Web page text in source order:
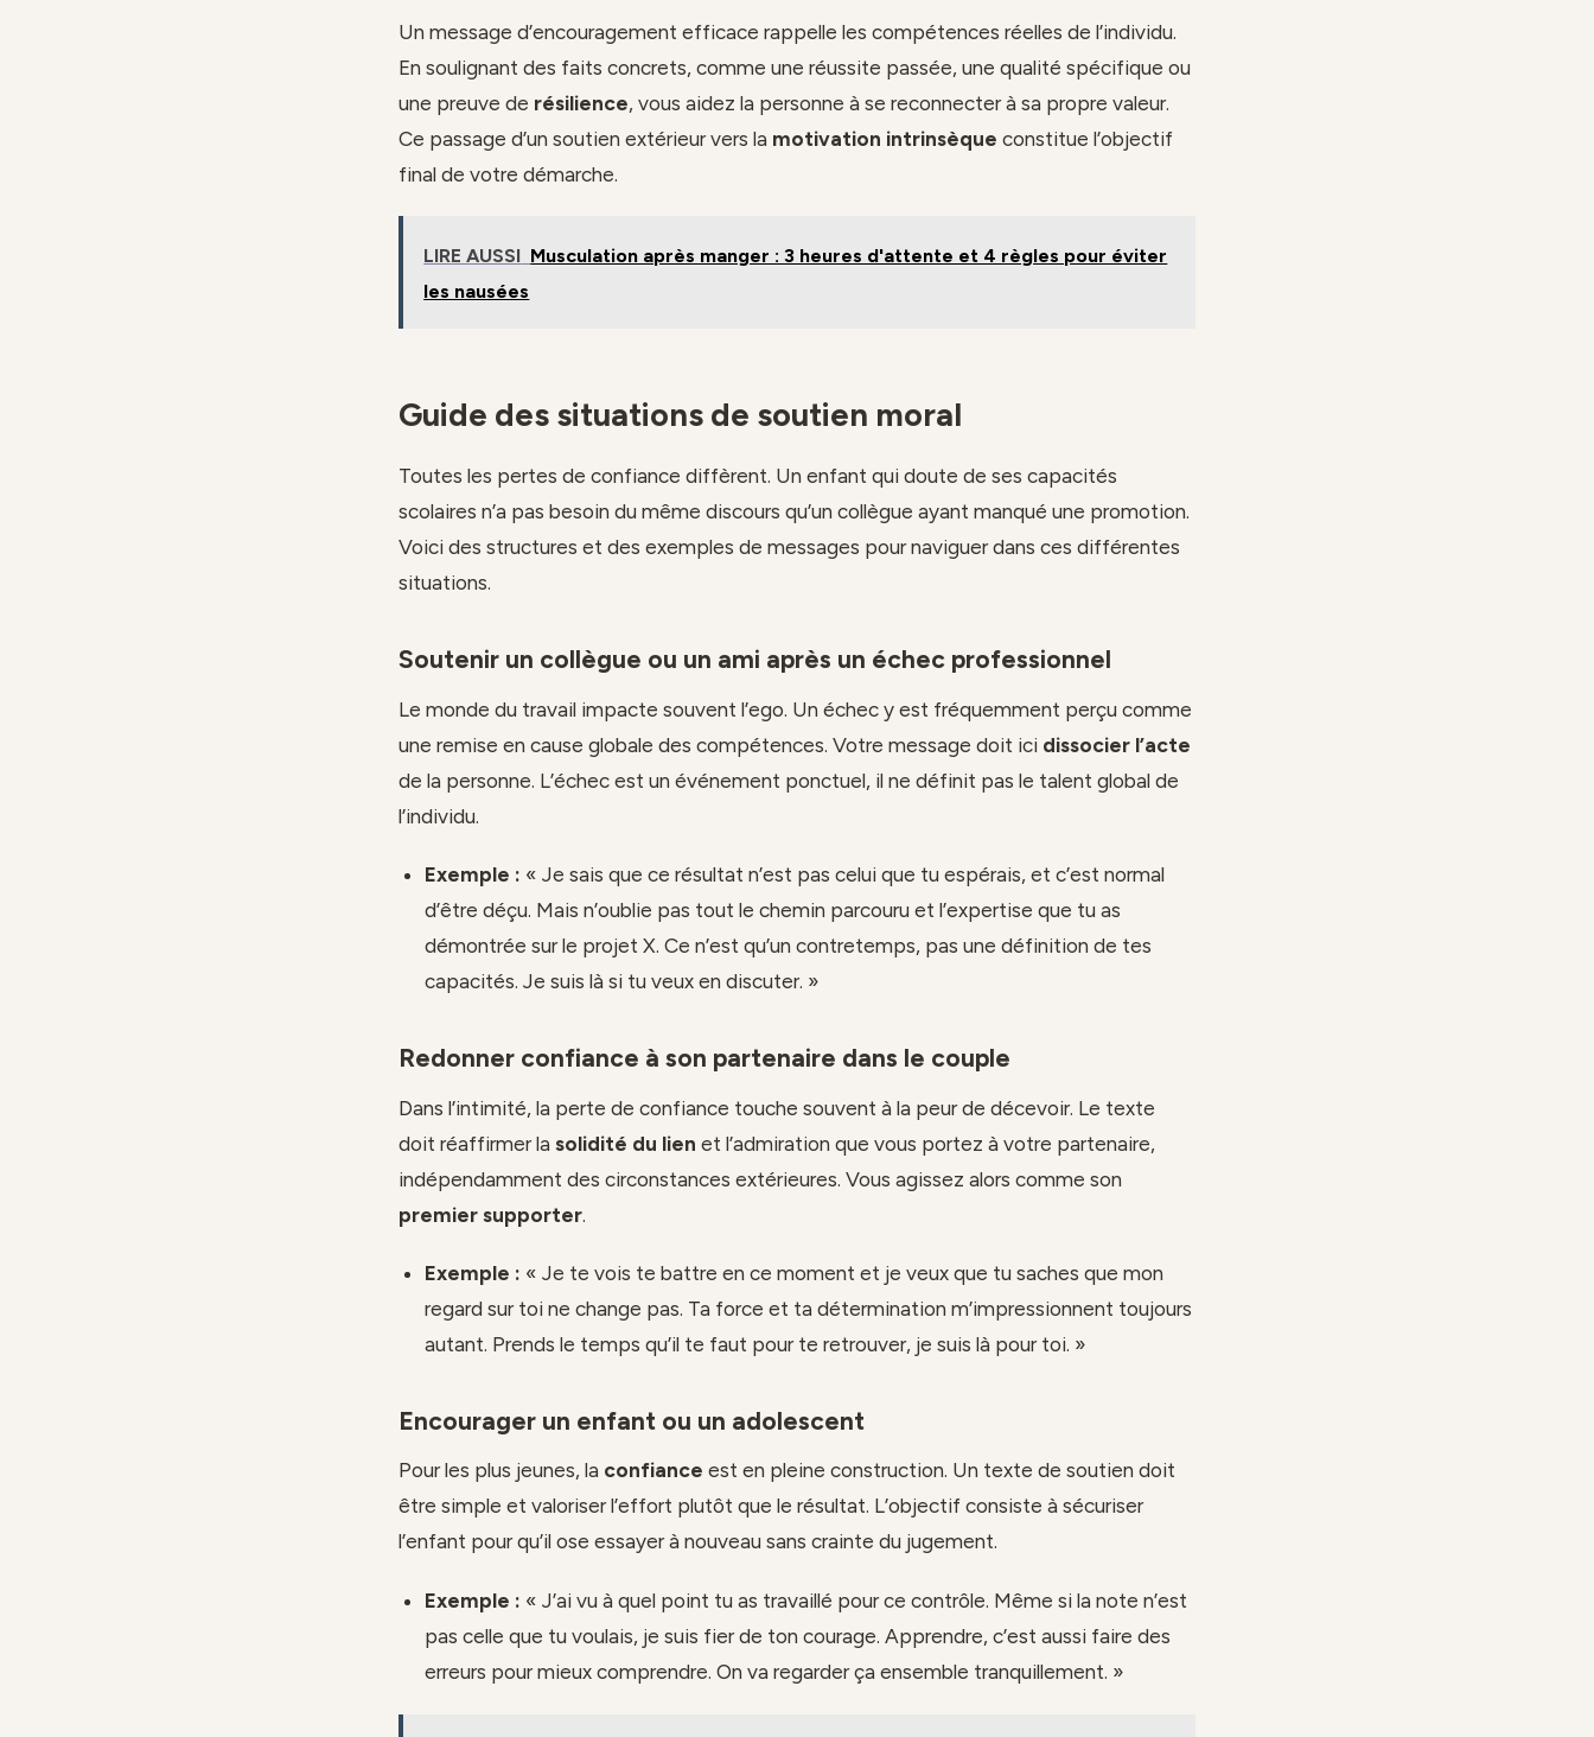
Un message d’encouragement efficace rappelle les compétences réelles de l’individu.
En soulignant des faits concrets, comme une réussite passée, une qualité spécifique ou
une preuve de résilience, vous aidez la personne à se reconnecter à sa propre valeur.
Ce passage d’un soutien extérieur vers la motivation intrinsèque constitue l’objectif
final de votre démarche.
LIRE AUSSI Musculation après manger : 3 heures d'attente et 4 règles pour éviter
les nausées
Guide des situations de soutien moral
Toutes les pertes de confiance diffèrent. Un enfant qui doute de ses capacités
scolaires n’a pas besoin du même discours qu’un collègue ayant manqué une promotion.
Voici des structures et des exemples de messages pour naviguer dans ces différentes
situations.
Soutenir un collègue ou un ami après un échec professionnel
Le monde du travail impacte souvent l’ego. Un échec y est fréquemment perçu comme
une remise en cause globale des compétences. Votre message doit ici dissocier l’acte
de la personne. L’échec est un événement ponctuel, il ne définit pas le talent global de
l’individu.
Exemple : « Je sais que ce résultat n’est pas celui que tu espérais, et c’est normal
d’être déçu. Mais n’oublie pas tout le chemin parcouru et l’expertise que tu as
démontrée sur le projet X. Ce n’est qu’un contretemps, pas une définition de tes
capacités. Je suis là si tu veux en discuter. »
Redonner confiance à son partenaire dans le couple
Dans l’intimité, la perte de confiance touche souvent à la peur de décevoir. Le texte
doit réaffirmer la solidité du lien et l’admiration que vous portez à votre partenaire,
indépendamment des circonstances extérieures. Vous agissez alors comme son
premier supporter.
Exemple : « Je te vois te battre en ce moment et je veux que tu saches que mon
regard sur toi ne change pas. Ta force et ta détermination m’impressionnent toujours
autant. Prends le temps qu’il te faut pour te retrouver, je suis là pour toi. »
Encourager un enfant ou un adolescent
Pour les plus jeunes, la confiance est en pleine construction. Un texte de soutien doit
être simple et valoriser l’effort plutôt que le résultat. L’objectif consiste à sécuriser
l’enfant pour qu’il ose essayer à nouveau sans crainte du jugement.
Exemple : « J’ai vu à quel point tu as travaillé pour ce contrôle. Même si la note n’est
pas celle que tu voulais, je suis fier de ton courage. Apprendre, c’est aussi faire des
erreurs pour mieux comprendre. On va regarder ça ensemble tranquillement. »